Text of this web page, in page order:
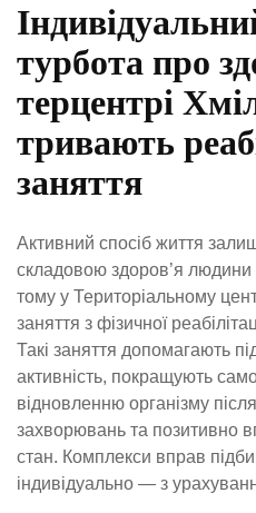
турбота про
терцентрі
тривають
заняття
Активний спосіб життя
складовою здоров’я людини
тому у Територіальному
заняття з фізичної
Такі заняття допомагають
активність, покращують
відновленню організму
захворювань та позитивно
стан. Комплекси вправ
індивідуально — з